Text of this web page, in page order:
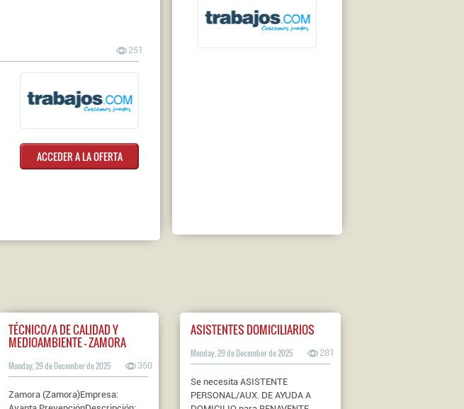
251
ACCEDER A LA OFERTA
TÉCNICO/A DE CALIDAD Y
MEDIOAMBIENTE - ZAMORA
Monday, 29 de December de 2025 350
Zamora (Zamora)Empresa:
ASISTENTES DOMICILIARIOS
Monday, 29 de December de 2025 281
Se necesita ASISTENTE
PERSONAL/AUX. DE AYUDA A